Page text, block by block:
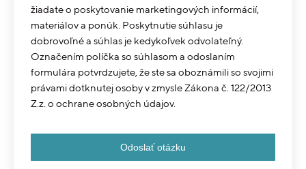
žiadate o poskytovanie marketingových informácií,
materiálov a ponúk. Poskytnutie súhlasu je
dobrovoľné a súhlas je kedykoľvek odvolateľný.
Označením políčka so súhlasom a odoslaním
formulára potvrdzujete, že ste sa oboznámili so svojimi
právami dotknutej osoby v zmysle Zákona č. 122/2013
Z.z. o ochrane osobných údajov.